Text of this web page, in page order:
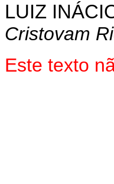
LUIZ
Cristovam
Este texto